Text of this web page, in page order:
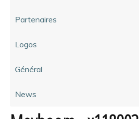
Partenaires
Logos
Général
News